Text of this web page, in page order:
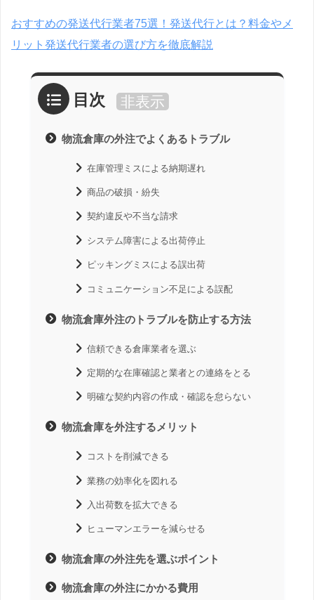
おすすめの発送代行業者75選！発送代行とは？料金やメ
リット発送代行業者の選び方を徹底解説
目次 非表示
物流倉庫の外注でよくあるトラブル
在庫管理ミスによる納期遅れ
商品の破損・紛失
契約違反や不当な請求
システム障害による出荷停止
ピッキングミスによる誤出荷
コミュニケーション不足による誤配
物流倉庫外注のトラブルを防止する方法
信頼できる倉庫業者を選ぶ
定期的な在庫確認と業者との連絡をとる
明確な契約内容の作成・確認を怠らない
物流倉庫を外注するメリット
コストを削減できる
業務の効率化を図れる
入出荷数を拡大できる
ヒューマンエラーを減らせる
物流倉庫の外注先を選ぶポイント
物流倉庫の外注にかかる費用